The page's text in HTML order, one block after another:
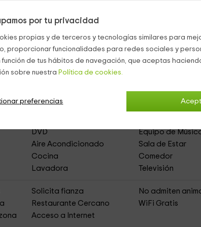
por tu privacidad
propias y de terceros y tecnologías similares para
proporcionar funcionalidades para redes sociales y
de tus hábitos de navegación, que aceptas
sobre nuestra Política de cookies.
preferencias
Baja
La Palma (Apartamentos Rurales)
DVD
Equipo de
Aire Acondicionado
Sala de Estar
Cocina
Comedor
Lavadora Televisión
Solicita fianza
No admiten
Restaurante Cercano
WiFi Gratis
Acceso a Internet